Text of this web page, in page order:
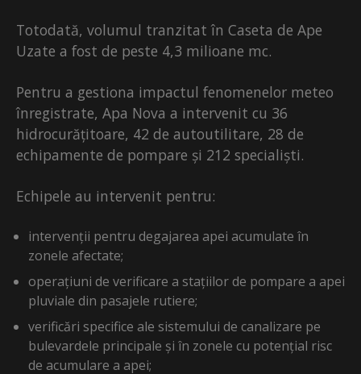
Totodată, volumul tranzitat în Caseta de Ape
Uzate a fost de peste 4,3 milioane mc.
Pentru a gestiona impactul fenomenelor meteo
înregistrate, Apa Nova a intervenit cu 36
hidrocurățitoare, 42 de autoutilitare, 28 de
echipamente de pompare și 212 specialiști.
Echipele au intervenit pentru:
intervenții pentru degajarea apei acumulate în
zonele afectate;
operațiuni de verificare a stațiilor de pompare a apei
pluviale din pasajele rutiere;
verificări specifice ale sistemului de canalizare pe
bulevardele principale și în zonele cu potențial risc
de acumulare a apei;